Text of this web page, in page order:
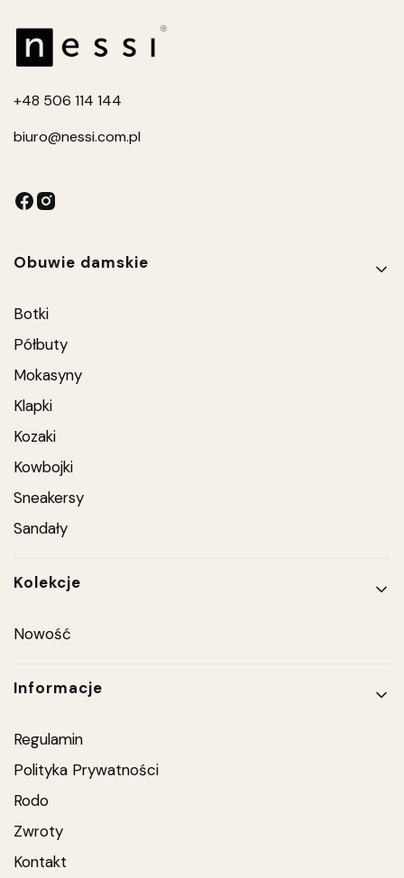
+48 506 114 144
biuro@nessi.com.pl
Linki w stopce
Obuwie damskie
Botki
Półbuty
Mokasyny
Klapki
Kozaki
Kowbojki
Sneakersy
Sandały
Kolekcje
Nowość
Informacje
Regulamin
Polityka Prywatności
Rodo
Zwroty
Kontakt